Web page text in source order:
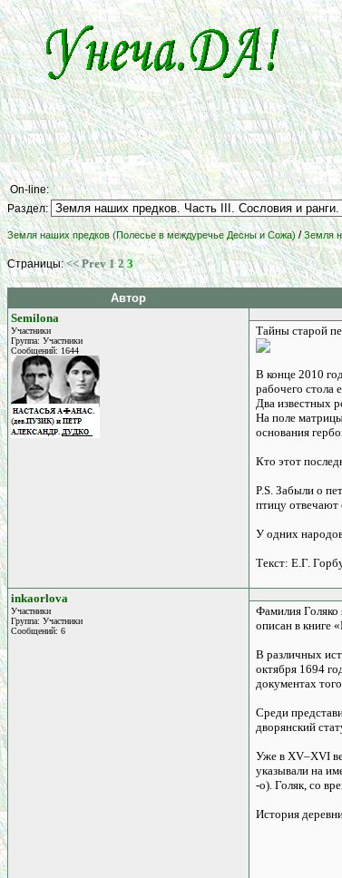
On-line:
Раздел:
Земля наших предков (Полесье в междуречье Десны и Сожа)/Земля
Страницы:<< Prev 1 2 3
Автор
Semilona
Участники
Группа: Участники
Сообщений: 1644
Тайны старой
В конце 2010
рабочего стола
Два известных
На поле
основания
Кто этот
P.S. Забыли о
птицу
У одних
Текст: Е.Г.
inkaorlova
Участники
Группа: Участники
Сообщений: 6
Фамилия Голяко
описан в книге
В различных
октября 1694
документах
Среди
дворянский
Уже в XV–XVI
указывали на
-о). Голяк, со
История